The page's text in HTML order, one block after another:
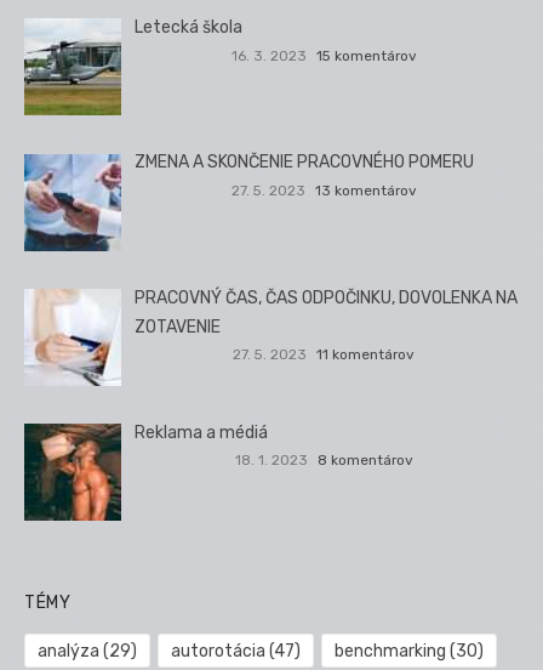
Letecká škola
16. 3. 2023 15 komentárov
ZMENA A SKONČENIE PRACOVNÉHO POMERU
27. 5. 2023 13 komentárov
PRACOVNÝ ČAS, ČAS ODPOČINKU, DOVOLENKA NA
ZOTAVENIE
27. 5. 2023 11 komentárov
Reklama a médiá
18. 1. 2023 8 komentárov
TÉMY
analýza (29) autorotácia (47) benchmarking (30)